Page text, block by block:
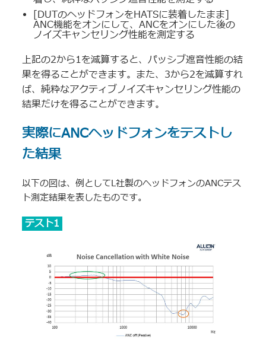
[DUTのヘッドフォンをHATSに装着したまま]
ANC機能をオンにして、ANCをオンにした後の
ノイズキャンセリング性能を測定する
上記の2から1を減算すると、パッシブ遮音性能の結
果を得ることができます。また、3から2を減算すれ
ば、純粋なアクティブノイズキャンセリング性能の
結果だけを得ることができます。
実際にANCヘッドフォンをテストし
た結果
以下の図は、例としてL社製のヘッドフォンのANCテス
ト測定結果を表したものです。
テスト1